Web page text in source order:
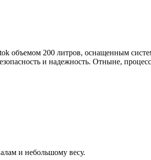
объемом 200 литров, оснащенным
и надежность. Отныне,
и небольшому весу.